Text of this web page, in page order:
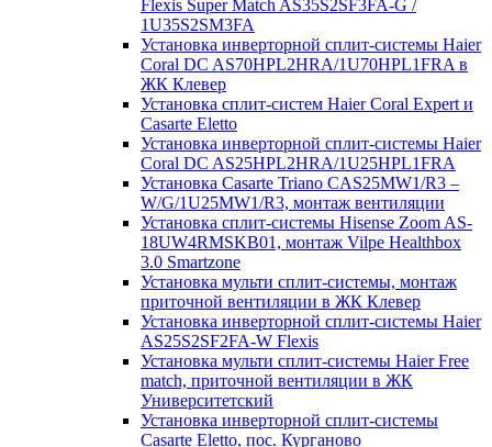
Flexis Super Match AS35S2SF3FA-G /
1U35S2SM3FA
Установка инверторной сплит-системы Haier
Coral DC AS70HPL2HRA/1U70HPL1FRA в
ЖК Клевер
Установка сплит-систем Haier Coral Expert и
Casarte Eletto
Установка инверторной сплит-системы Haier
Coral DC AS25HPL2HRA/1U25HPL1FRA
Установка Casarte Triano CAS25MW1/R3 –
W/G/1U25MW1/R3, монтаж вентиляции
Установка сплит-системы Hisense Zoom AS-
18UW4RMSKB01, монтаж Vilpe Healthbox
3.0 Smartzone
Установка мульти сплит-системы, монтаж
приточной вентиляции в ЖК Клевер
Установка инверторной сплит-системы Haier
AS25S2SF2FA-W Flexis
Установка мульти сплит-системы Haier Free
match, приточной вентиляции в ЖК
Университетский
Установка инверторной сплит-системы
Casarte Eletto, пос. Курганово